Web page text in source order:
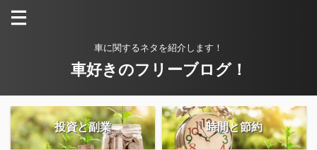
車に関するネタを紹介します！
車好きのフリーブログ！
投資と副業 時間と節約